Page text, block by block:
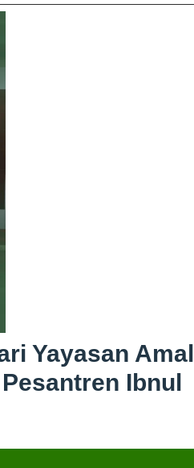
Yayasan Amal
Ibnul